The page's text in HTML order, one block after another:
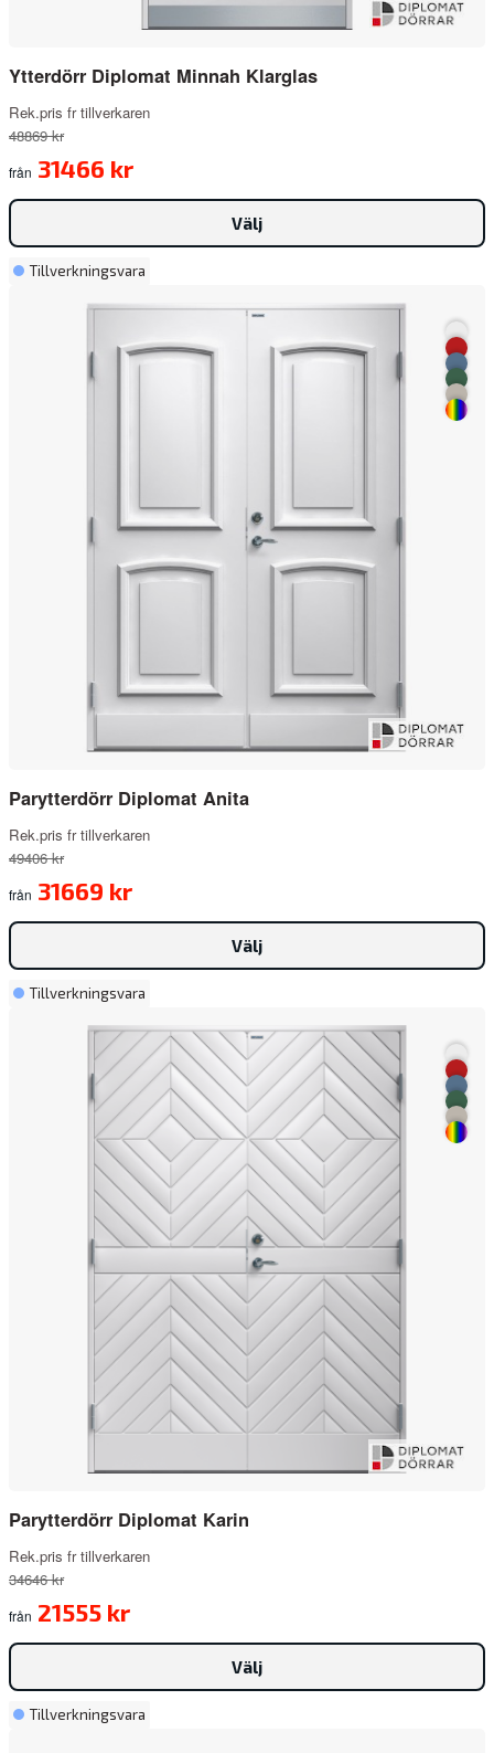
Ytterdörr Diplomat Minnah Klarglas
Rek.pris fr tillverkaren
48869 kr
från 31466 kr
Välj
Tillverkningsvara
Parytterdörr Diplomat Anita
Rek.pris fr tillverkaren
49406 kr
från 31669 kr
Välj
Tillverkningsvara
Parytterdörr Diplomat Karin
Rek.pris fr tillverkaren
34646 kr
från 21555 kr
Välj
Tillverkningsvara